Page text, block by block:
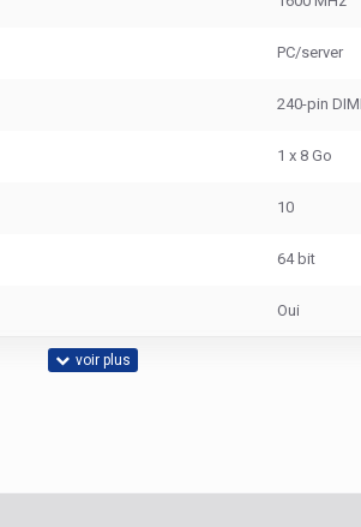
PC/server
240-pin
1 x 8 Go
10
64 bit
Oui